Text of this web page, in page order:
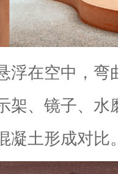
浮在空中，弯
架、镜子、水
凝土形成对比